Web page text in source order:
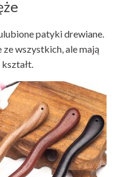
patyki drewiane.
wszystkich, ale mają